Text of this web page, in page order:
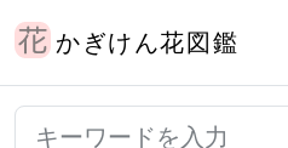
かぎけん花図鑑